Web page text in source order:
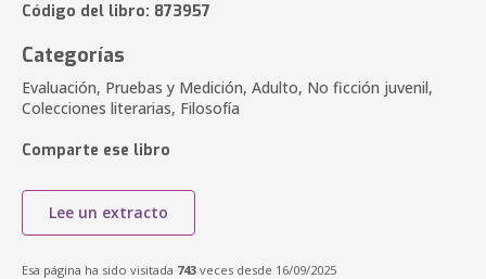
Código del libro: 873957
Categorías
Evaluación, Pruebas y Medición, Adulto, No ficción juvenil,
Colecciones literarias, Filosofía
Comparte ese libro
Lee un extracto
Esa página ha sido visitada 743 veces desde 16/09/2025